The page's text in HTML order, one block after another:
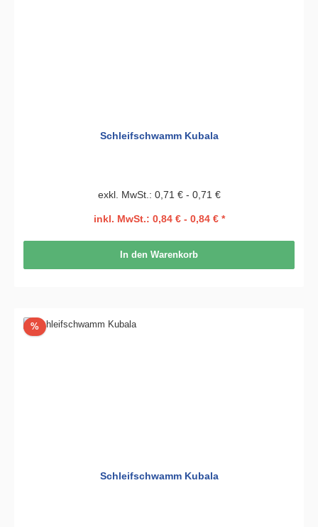
Schleifschwamm Kubala
exkl. MwSt.: 0,71 € - 0,71 €
inkl. MwSt.: 0,84 € - 0,84 € *
In den Warenkorb
%Rabatt
Schleifschwamm Kubala